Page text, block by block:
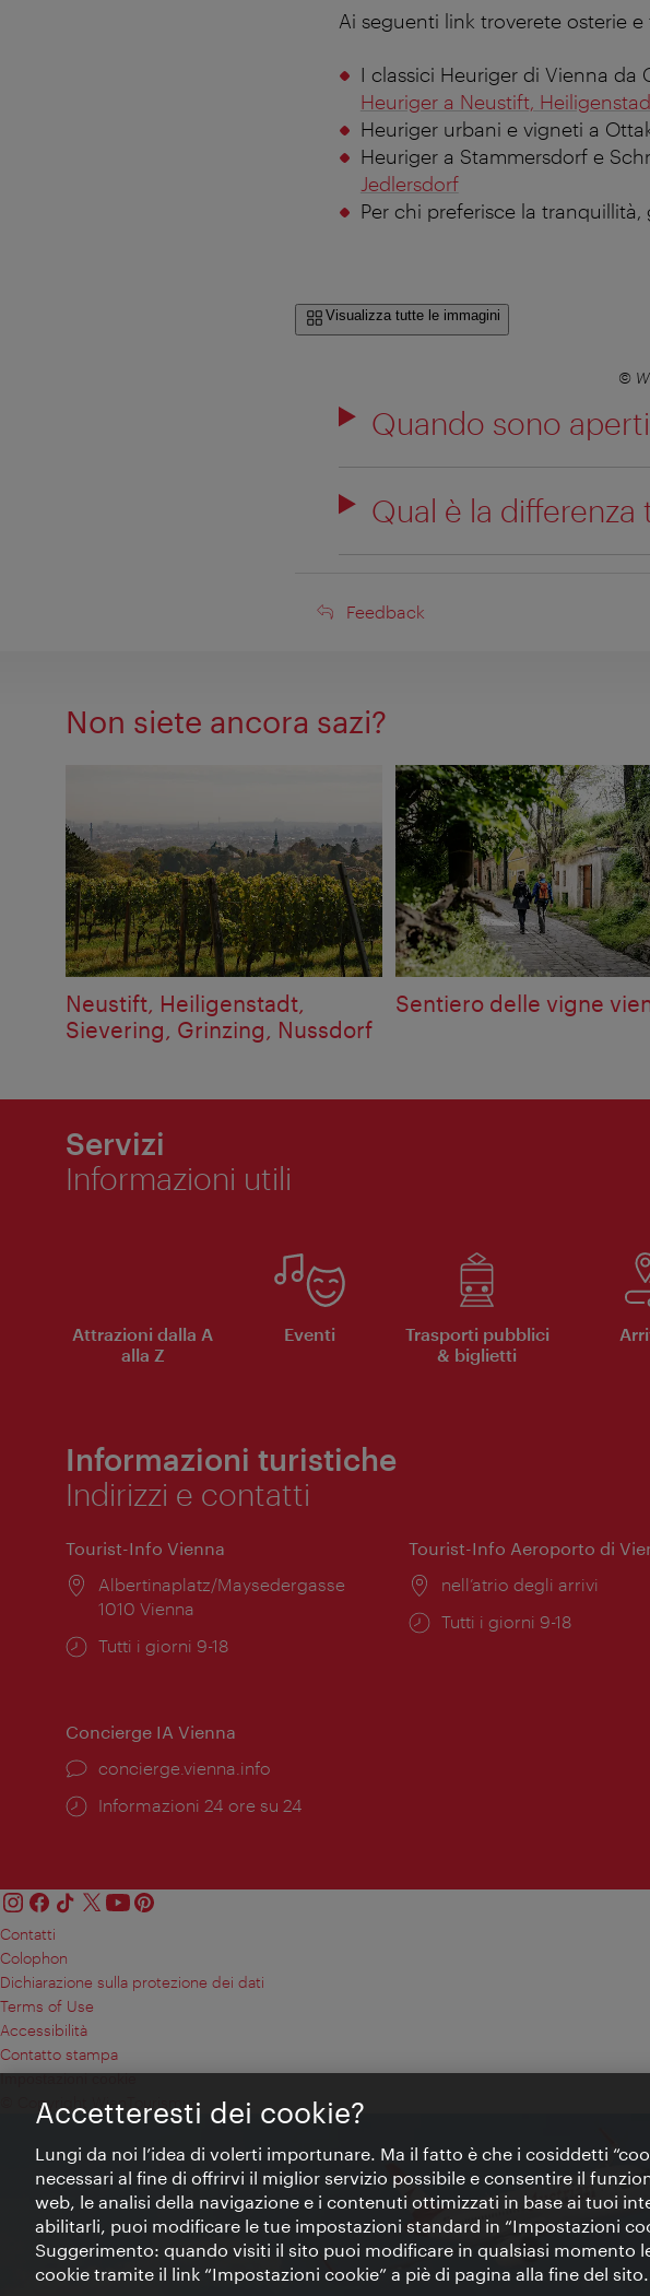
Ai seguenti link troverete osterie
I classici Heuriger di Vienna da
Heuriger a Neustift,
Heuriger urbani e vigneti a
Heuriger a Stammersdorf e
Jedlersdorf
Per chi preferisce la
Visualizza tutte le immagini
©
Quando sono
Qual è la
Feedback
Feedback
Non siete ancora sazi?
Neustift, Heiligenstadt,
Sievering, Grinzing, Nussdorf
Sentiero delle vigne
Servizi
Informazioni utili
Attrazioni dalla A
alla Z
Eventi
Trasporti pubblici
& biglietti
Informazioni turistiche
Indirizzi e contatti
Tourist-Info Vienna
Posizione:
Albertinaplatz/Maysedergasse
1010 Vienna
Orari
Tutti i giorni 9-18
Tourist-Info Aeroporto di
Posizione:
nell’atrio degli arrivi
Orari
Tutti i giorni 9-18
Concierge IA Vienna
Ort:
concierge.vienna.info
Öffnungszeiten:
Informazioni 24 ore su 24
Contatti
Colophon
Dichiarazione sulla protezione dei dati
Terms of Use
Accessibilità
Contatto stampa
Impostazioni cookie
© Copyright WienTourismus
Accetteresti dei cookie?
Lungi da noi l’idea di volerti importunare. Ma il fatto è che i cosiddetti
necessari al fine di offrirvi il miglior servizio possibile e consentire il
web, le analisi della navigazione e i contenuti ottimizzati in base ai tuoi
abilitarli, puoi modificare le tue impostazioni standard in “Impostazioni
Suggerimento: quando visiti il sito puoi modificare in qualsiasi momento
cookie tramite il link “Impostazioni cookie” a piè di pagina alla fine del sito.